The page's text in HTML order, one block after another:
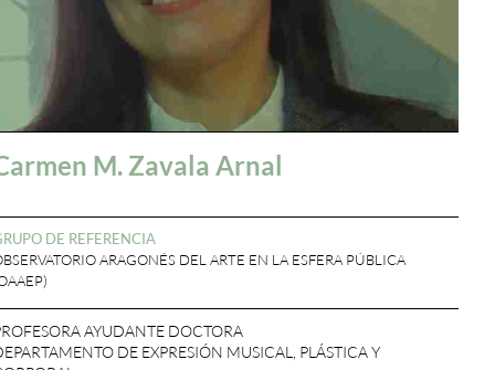
M. Zavala Arnal
DE REFERENCIA
ARAGONÉS DEL ARTE EN LA ESFERA PÚBLICA
AYUDANTE DOCTORA
DE EXPRESIÓN MUSICAL, PLÁSTICA Y